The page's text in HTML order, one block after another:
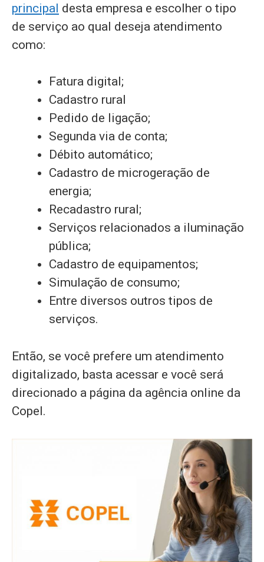
principal desta empresa e escolher o tipo
de serviço ao qual deseja atendimento
como:
Fatura digital;
Cadastro rural
Pedido de ligação;
Segunda via de conta;
Débito automático;
Cadastro de microgeração de
energia;
Recadastro rural;
Serviços relacionados a iluminação
pública;
Cadastro de equipamentos;
Simulação de consumo;
Entre diversos outros tipos de
serviços.
Então, se você prefere um atendimento
digitalizado, basta acessar e você será
direcionado a página da agência online da
Copel.